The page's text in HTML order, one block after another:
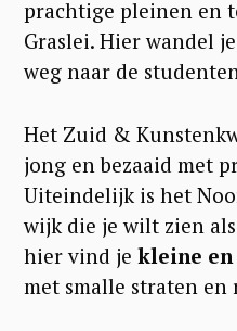
prachtige pleinen en
Graslei. Hier wandel
weg naar de
Het Zuid &
jong en bezaaid met
Uiteindelijk is het
wijk die je wilt zien
hier vind je kleine
met smalle straten en